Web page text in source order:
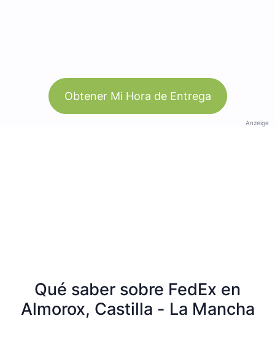
Obtener Mi Hora de Entrega
Anzeige
Qué saber sobre FedEx en
Almorox, Castilla - La Mancha